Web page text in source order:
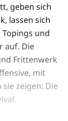
geben sich
lassen sich
und
auf. Die
Frittenwerk
mit
zeigen: Die